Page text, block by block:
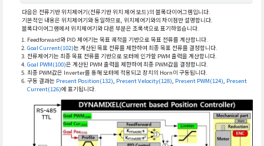
다음은 전류기반 위치제어기(전류기반 위치 제어 모드)의 블록다이어그램입니다.
기본적인 내용은 위치제어기와 동일하므로, 위치제어기와의 차이점만 설명합니다.
블록다이어그램에서 위치제어기와 다른 부분은 초록색으로 표기하였습니다.
Feedforward와 PID 제어기는 목표 궤적을 기반으로 목표 전류를 계산합니다.
Goal Current(102)는 계산된 목표 전류를 제한하여 최종 목표 전류를 결정합니다.
전류제어기는 최종 목표 전류를 기반으로 모터에 인가할 PWM 출력을 계산합니다.
Goal PWM(100)은 계산된 PWM 출력을 제한하여 최종 PWM값을 결정합니다.
최종 PWM값은 Inverter를 통해 모터에 적용되고 장치의 Horn이 구동됩니다.
구동 결과는 Present Position(132), Present Velocity(128), Present PWM(124), Present
Current(126)에 표기됩니다.